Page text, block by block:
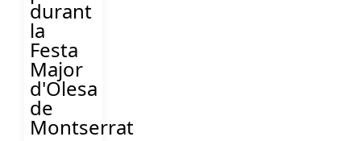
durant
la
Festa
Major
d'Olesa
de
Montserrat